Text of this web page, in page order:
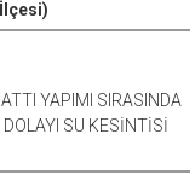
YAPIMI SIRASINDA
SU KESİNTİSİ